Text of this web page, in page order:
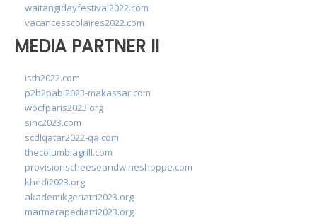
waitangidayfestival2022.com
vacancesscolaires2022.com
MEDIA PARTNER II
isth2022.com
p2b2pabi2023-makassar.com
wocfparis2023.org
sinc2023.com
scdlqatar2022-qa.com
thecolumbiagrill.com
provisionscheeseandwineshoppe.com
khedi2023.org
akademikgeriatri2023.org
marmarapediatri2023.org